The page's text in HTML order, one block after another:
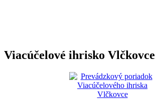
Viacúčelové ihrisko Vlčkovce